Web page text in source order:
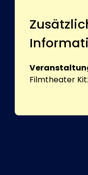
Filmtheater